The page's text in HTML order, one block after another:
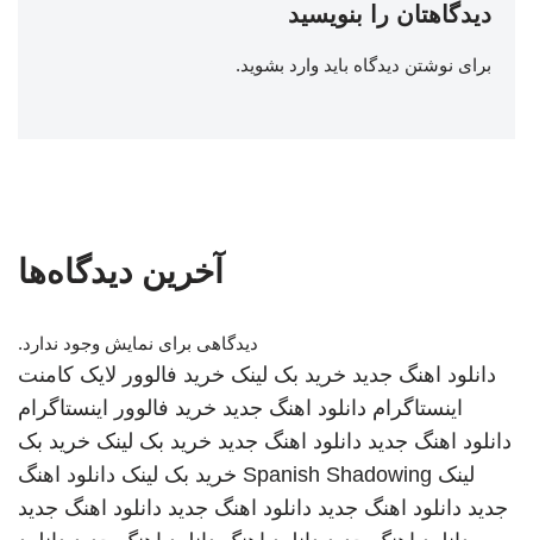
دیدگاهتان را بنویسید
برای نوشتن دیدگاه باید وارد بشوید.
آخرین دیدگاه‌ها
دیدگاهی برای نمایش وجود ندارد.
دانلود اهنگ جدید خرید بک لینک خرید فالوور لایک کامنت
اینستاگرام دانلود اهنگ جدید خرید فالوور اینستاگرام
دانلود اهنگ جدید دانلود اهنگ جدید خرید بک لینک خرید بک
لینک Spanish Shadowing خرید بک لینک دانلود اهنگ
جدید دانلود اهنگ جدید دانلود اهنگ جدید دانلود اهنگ جدید